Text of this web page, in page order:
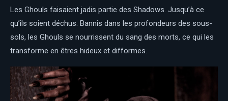
Les Ghouls faisaient jadis partie des Shadows. Jusqu’à ce
qu’ils soient déchus. Bannis dans les profondeurs des sous-
sols, les Ghouls se nourrissent du sang des morts, ce qui les
transforme en êtres hideux et difformes.